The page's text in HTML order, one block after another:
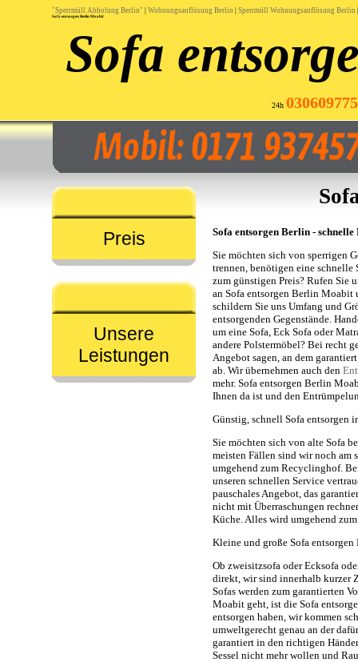
"Sperrmüll Abholung Berlin" Wohnungsauflösung Berlin Sperrmüll Wohnungsauflösung Berlin
Sofa entsorgen Berlin Moabit
Sofa
24h
Preis
Unsere
Leistungen
Sofa entsorgen Berlin -
Sie möchten sich von sperrigen
trennen, benötigen eine schnelle
zum günstigen Preis? Rufen Sie
an Sofa entsorgen Berlin Moabit
schildern Sie uns Umfang und
entsorgenden Gegenstände.
um eine Sofa, Eck Sofa oder
andere Polstermöbel? Bei recht
Angebot sagen, an dem
ab. Wir übernehmen auch den
mehr. Sofa entsorgen Berlin
Ihnen da ist und den
Günstig, schnell Sofa
Sie möchten sich von alte Sofa
meisten Fällen sind wir noch am
umgehend zum Recyclinghof.
unseren schnellen Service
pauschales Angebot, das
nicht mit Überraschungen
Küche. Alles wird umgehend
Kleine und große Sofa
Ob zweisitzsofa oder Ecksofa
direkt, wir sind innerhalb kurzer
Sofas werden zum garantierten
Moabit geht, ist die Sofa
entsorgen haben, wir kommen
umweltgerecht genau an der
garantiert in den richtigen
Sessel nicht mehr wollen und